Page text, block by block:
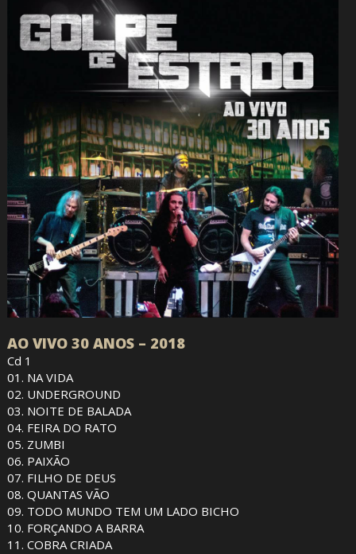
AO VIVO 30 ANOS – 2018
Cd 1
01. NA VIDA
02. UNDERGROUND
03. NOITE DE BALADA
04. FEIRA DO RATO
05. ZUMBI
06. PAIXÃO
07. FILHO DE DEUS
08. QUANTAS VÃO
09. TODO MUNDO TEM UM LADO BICHO
10. FORÇANDO A BARRA
11. COBRA CRIADA